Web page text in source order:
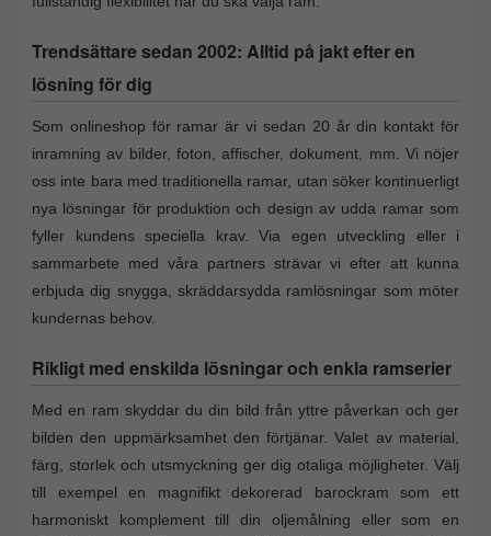
Trendsättare sedan 2002: Alltid på jakt efter en
lösning för dig
Som onlineshop för ramar är vi sedan 20 år din kontakt för
inramning av bilder, foton, affischer, dokument, mm. Vi nöjer
oss inte bara med traditionella ramar, utan söker kontinuerligt
nya lösningar för produktion och design av udda ramar som
fyller kundens speciella krav. Via egen utveckling eller i
sammarbete med våra partners strävar vi efter att kunna
erbjuda dig snygga, skräddarsydda ramlösningar som möter
kundernas behov.
Rikligt med enskilda lösningar och enkla ramserier
Med en ram skyddar du din bild från yttre påverkan och ger
bilden den uppmärksamhet den förtjänar. Valet av material,
färg, storlek och utsmyckning ger dig otaliga möjligheter. Välj
till exempel en magnifikt dekorerad barockram som ett
harmoniskt komplement till din oljemålning eller som en